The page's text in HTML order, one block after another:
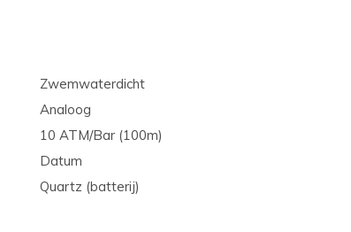
Zwemwaterdicht
Analoog
10 ATM/Bar (100m)
Datum
Quartz (batterij)